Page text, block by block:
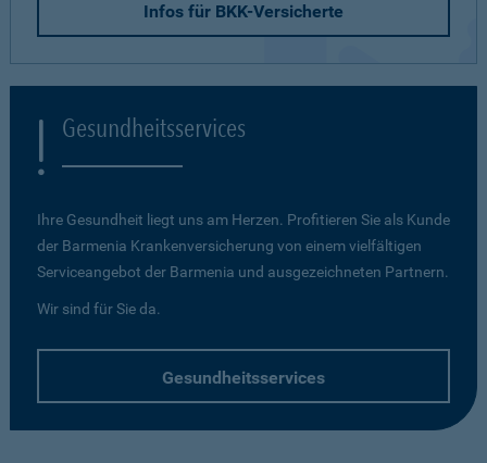
Infos für BKK-Versicherte
Gesundheitsservices
Ihre Gesundheit liegt uns am Herzen. Profitieren Sie als Kunde
der Barmenia Krankenversicherung von einem vielfältigen
Serviceangebot der Barmenia und ausgezeichneten Partnern.
Wir sind für Sie da.
Gesundheitsservices